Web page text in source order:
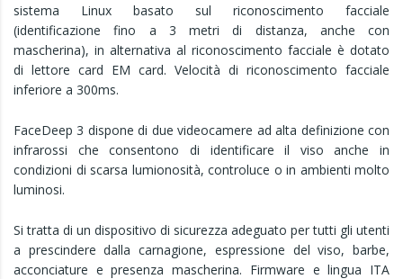
sistema Linux basato sul riconoscimento facciale
(identificazione fino a 3 metri di distanza, anche con
mascherina), in alternativa al riconoscimento facciale è dotato
di lettore card EM card. Velocità di riconoscimento facciale
inferiore a 300ms.
FaceDeep 3 dispone di due videocamere ad alta definizione con
infrarossi che consentono di identificare il viso anche in
condizioni di scarsa lumionosità, controluce o in ambienti molto
luminosi.
Si tratta di un dispositivo di sicurezza adeguato per tutti gli utenti
a prescindere dalla carnagione, espressione del viso, barbe,
acconciature e presenza mascherina. Firmware e lingua ITA